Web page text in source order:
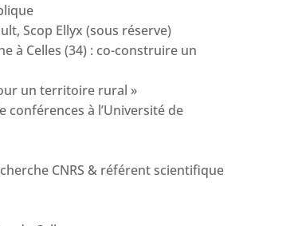
Scop Ellyx (sous réserve)
à Celles (34) : co-construire un
un territoire rural »
conférences à l’Université de
CNRS & référent scientifique